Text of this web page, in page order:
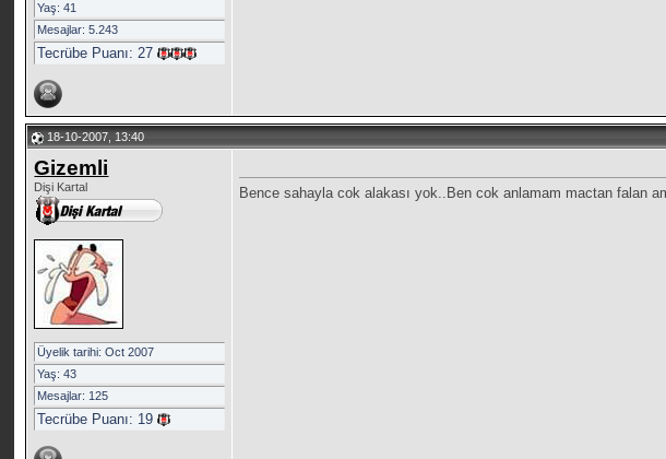
Yaş: 41
Mesajlar: 5.243
Tecrübe Puanı:27
18-10-2007, 13:40
Gizemli
Dişi Kartal
Üyelik tarihi: Oct 2007
Yaş: 43
Mesajlar: 125
Tecrübe Puanı: 19
Bence sahayla cok alakası yok..Ben cok anlamam mactan falan